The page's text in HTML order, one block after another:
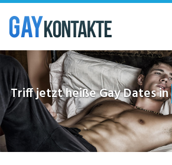
Skip
main
content
Triff jetzt heiße Gay Dates in